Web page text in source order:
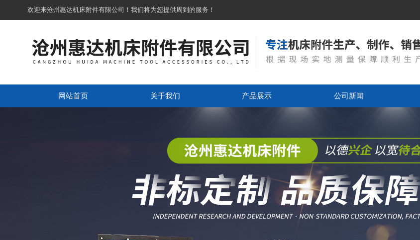
欢迎来沧州惠达机床附件有限公司！我们将为您提供周到的服务！
网站首页 关于我们 产品展示 公司新闻